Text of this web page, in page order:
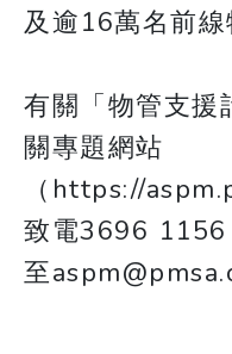
及逾16萬名前線
有關「物管支援
關專題網站
（https://
致電3696
至